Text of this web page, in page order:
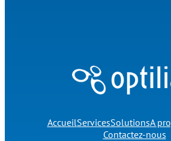
AccueilServicesSolutionsA
Contactez-nous